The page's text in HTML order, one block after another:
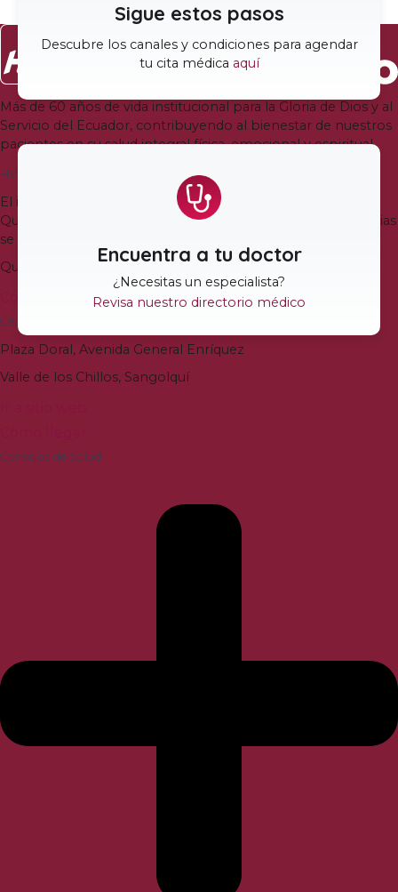
Sigue estos pasos
Descubre los canales y condiciones para agendar
tu cita médica aquí
Encuentra a tu doctor
¿Necesitas un especialista?
Revisa nuestro directorio médico
Más de 60 años de vida institucional para la Gloria de Dios y al
Servicio del Ecuador, contribuyendo al bienestar de nuestros
pacientes en su salud integral física,emocional y espiritual.
HVQ Quito
El ingreso a la Torre Médica Bless del Hospital Vozandes
Quito es en la calle Veracruz y N-37
El ingreso a Emergencias
se mantiene en la Avenida Juan José de Villalengua Oe2-37
Quito
Centro de Especialidades Vozandes Valle de los Chillos
Plaza Doral, Avenida General Enríquez
Valle de los Chillos, Sangolquí
Consejos de Salud